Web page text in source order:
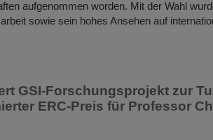
aufgenommen worden. Mit der Wahl
sowie sein hohes Ansehen auf
GSI-Forschungsprojekt zur
ERC-Preis für Professor